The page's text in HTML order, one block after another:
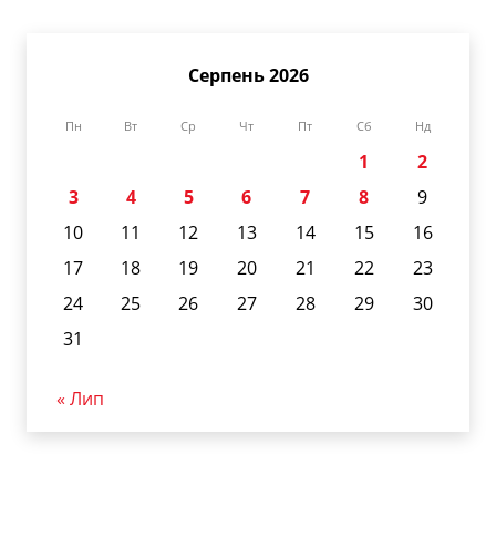
Серпень 2026
Пн Вт Ср Чт Пт Сб Нд
1
2
3
4 5 6 7 8
9
10
11 12 13 14 15
16
17
18 19 20 21 22
23
24
25 26 27 28 29
30
31
« Лип